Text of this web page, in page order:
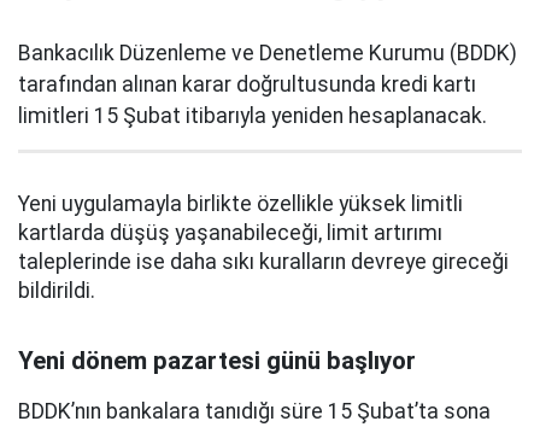
Bankacılık Düzenleme ve Denetleme Kurumu (BDDK)
tarafından alınan karar doğrultusunda kredi kartı
limitleri 15 Şubat itibarıyla yeniden hesaplanacak.
Yeni uygulamayla birlikte özellikle yüksek limitli
kartlarda düşüş yaşanabileceği, limit artırımı
taleplerinde ise daha sıkı kuralların devreye gireceği
bildirildi.
Yeni dönem pazartesi günü başlıyor
BDDK’nın bankalara tanıdığı süre 15 Şubat’ta sona